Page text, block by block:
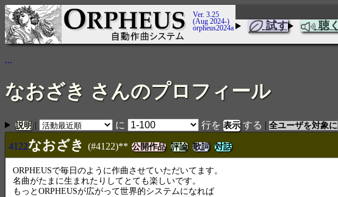
Ver. 3.25
(Aug 2024-)
orpheus2024a 試す 聴く
...
なおざき さんのプロフィール
説明| に 行を する | 全ユーザを対象に
4122なおざき (#4122)** 公開作品 評論 歌詞 対話
ORPHEUSで毎日のように作曲させていただいてます。
名曲がたまに生まれたりしてとても楽しいです。
もっとORPHEUSが広がって世界的システムになれば